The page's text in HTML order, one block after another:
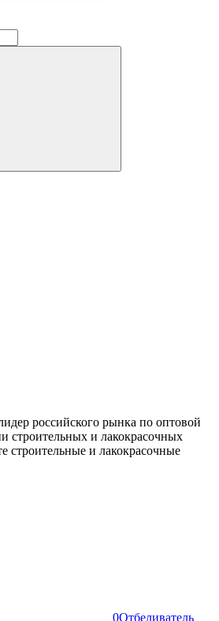
российского рынка по оптовой
строительных и лакокрасочных
строительные и лакокрасочные
0Отбеливатель